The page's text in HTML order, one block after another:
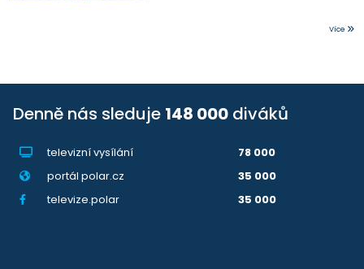
Více
Denně nás sleduje 148 000 diváků
televizní vysílání
78 000
portál polar.cz
35 000
televize.polar
35 000